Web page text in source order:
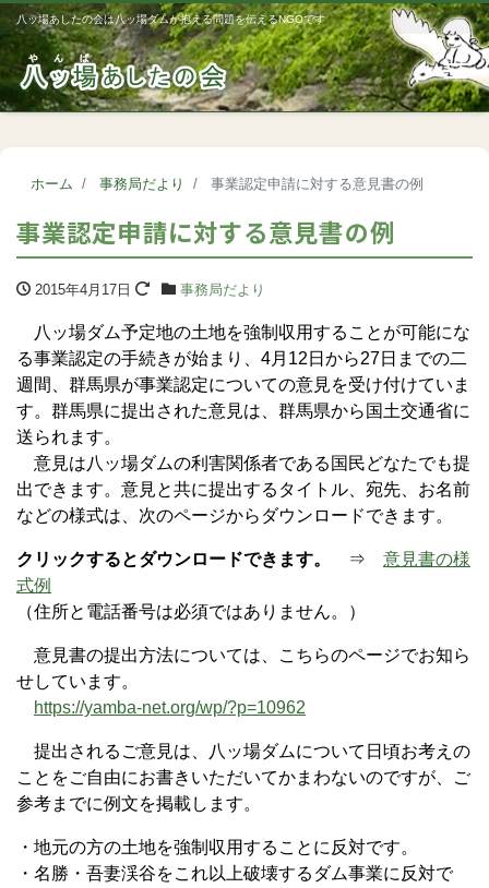
八ッ場あしたの会は八ッ場ダムが抱える問題を伝えるNGOです
ホーム 事務局だより 事業認定申請に対する意見書の例
事業認定申請に対する意見書の例
2015年4月17日 事務局だより
八ッ場ダム予定地の土地を強制収用することが可能にな
る事業認定の手続きが始まり、4月12日から27日までの二
週間、群馬県が事業認定についての意見を受け付けていま
す。群馬県に提出された意見は、群馬県から国土交通省に
送られます。
意見は八ッ場ダムの利害関係者である国民どなたでも提
出できます。意見と共に提出するタイトル、宛先、お名前
などの様式は、次のページからダウンロードできます。
クリックするとダウンロードできます。 ⇒ 意見書の様
式例
（住所と電話番号は必須ではありません。）
意見書の提出方法については、こちらのページでお知ら
せしています。
https://yamba-net.org/wp/?p=10962
提出されるご意見は、八ッ場ダムについて日頃お考えの
ことをご自由にお書きいただいてかまわないのですが、ご
参考までに例文を掲載します。
・地元の方の土地を強制収用することに反対です。
・名勝・吾妻渓谷をこれ以上破壊するダム事業に反対で